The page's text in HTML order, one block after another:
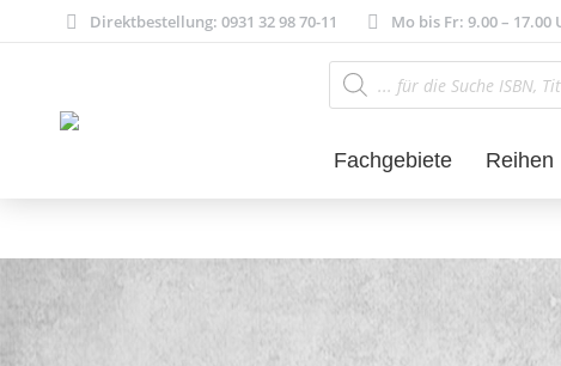
Direktbestellung: 0931 32 98 70-11 Mo bis Fr: 9.00 – 17.00
Products
search
Fachgebiete Reihen